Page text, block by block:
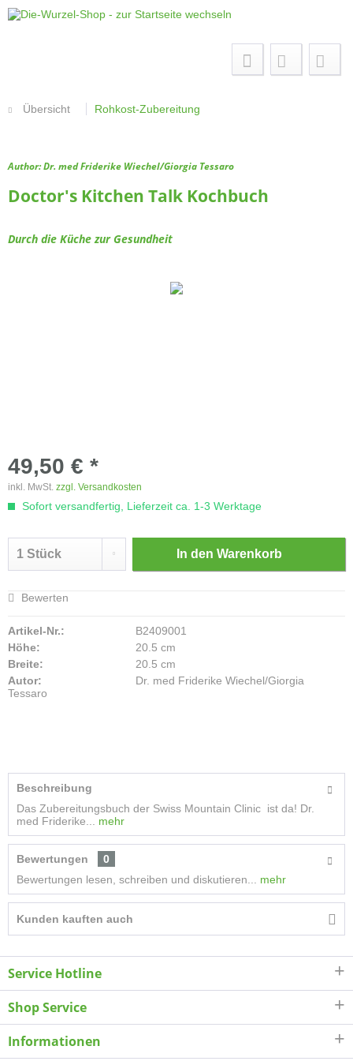
Übersicht Rohkost-Zubereitung
Author: Dr. med Friderike Wiechel/Giorgia Tessaro
Doctor's Kitchen Talk Kochbuch
Durch die Küche zur Gesundheit
49,50 € *
inkl. MwSt. zzgl. Versandkosten
Sofort versandfertig, Lieferzeit ca. 1-3 Werktage
In den Warenkorb
Bewerten
Artikel-Nr.:
B2409001
Höhe:
20.5 cm
Breite:
20.5 cm
Autor:
Dr. med Friderike Wiechel/Giorgia
Tessaro
Beschreibung
Das Zubereitungsbuch der Swiss Mountain Clinic ist da! Dr.
med Friderike...
mehr
Bewertungen
0
Bewertungen lesen, schreiben und diskutieren...
mehr
Kunden kauften auch
Service Hotline
Shop Service
Informationen